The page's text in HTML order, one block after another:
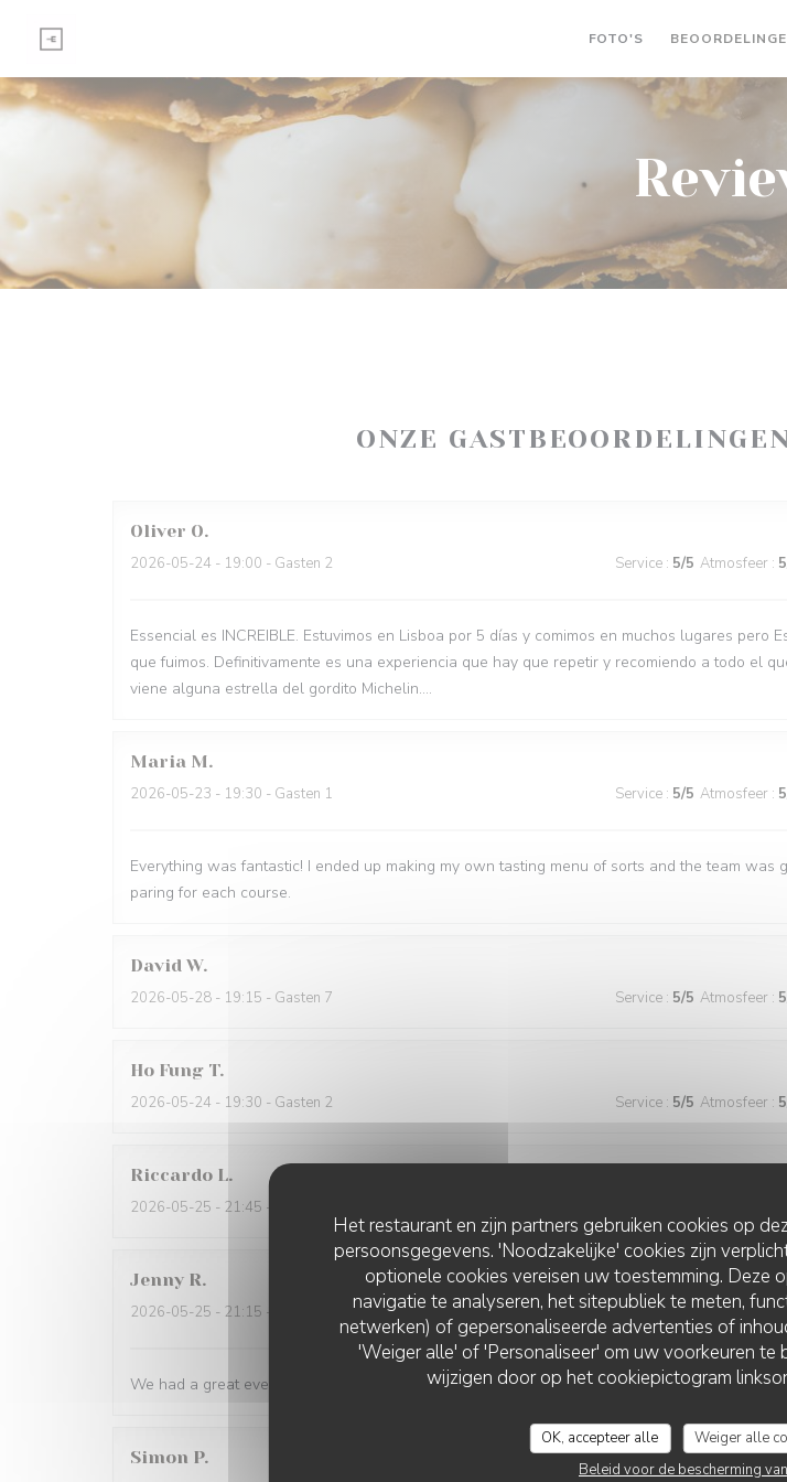
Het restaurant en zijn partners gebruiken cookies op
persoonsgegevens. 'Noodzakelijke' cookies zijn
optionele cookies vereisen uw toestemming. Deze
navigatie te analyseren, het sitepubliek te meten,
netwerken) of gepersonaliseerde advertenties of
'Weiger alle' of 'Personaliseer' om uw voorkeuren te
wijzigen door op het cookiepictogram
OK, accepteer alle Weiger alle
Beleid voor de bescherming
FOTO'S
ONZE
Oliver O
2026-05-24 - 19:00 - Gasten 2 Service : 5/5 Atmosfeer : 5
Essencial es INCREIBLE. Estuvimos en Lisboa por 5 días y comimos en muchos lugares pero
que fuimos. Definitivamente es una experiencia que hay que repetir y recomiendo a todo el
viene alguna estrella del gordito Michelin....
Maria M
2026-05-23 - 19:30 - Gasten 1 Service : 5/5 Atmosfeer : 5
Everything was fantastic! I ended up making my own tasting menu of sorts and the team was
paring for each course.
David W
2026-05-28 - 19:15 - Gasten 7 Service : 5/5 Atmosfeer : 5
Ho Fung T
2026-05-24 - 19:30 - Gasten 2 Service : 5/5 Atmosfeer : 5
Riccardo L
2026-05-25 - 21:45 - Gasten 2
Jenny R
2026-05-25 - 21:15 - Gasten 2 Service: 5/5 Atmosfeer :5
We had a great evening at Essencial. The staff was wonderful and the food was excellent!
Simon P